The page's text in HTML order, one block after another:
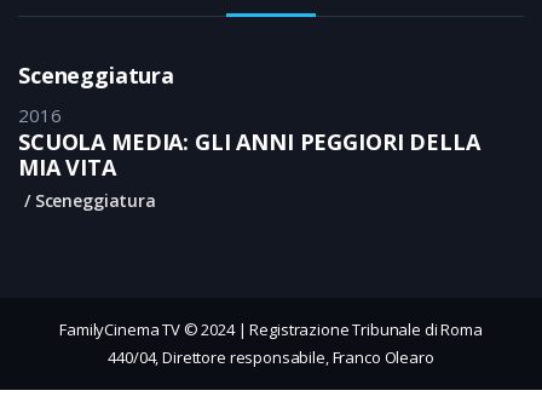
Sceneggiatura
2016
SCUOLA MEDIA: GLI ANNI PEGGIORI DELLA
MIA VITA
Sceneggiatura
FamilyCinema TV © 2024 | Registrazione Tribunale di Roma
440/04, Direttore responsabile, Franco Olearo